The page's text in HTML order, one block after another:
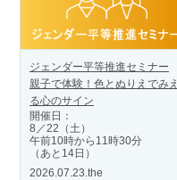
ジェンダー平等推進セミナー
親子で体験！色とぬりえでみえ
る心のサイン
開催日：
8／22（土）
午前10時から11時30分
（あと14日）
2026.07.23.the